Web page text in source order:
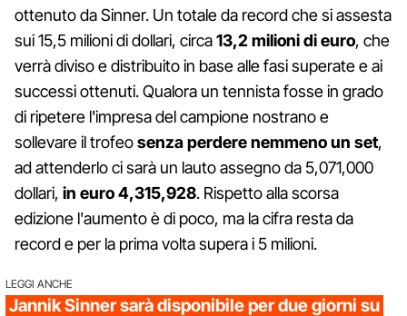
ottenuto da Sinner. Un totale da record che si assesta
sui 15,5 milioni di dollari, circa13,2 milioni di euro, che
verrà diviso e distribuito in base alle fasi superate e ai
successi ottenuti. Qualora un tennista fosse in grado
di ripetere l'impresa del campione nostrano e
sollevare il trofeosenza perdere nemmeno un set,
ad attenderlo ci sarà un lauto assegno da 5,071,000
dollari, in euro 4,315,928. Rispetto alla scorsa
edizione l'aumento è di poco, ma la cifra resta da
record e per la prima volta supera i 5 milioni.
LEGGI ANCHE
Jannik Sinner sarà disponibile per due giorni su